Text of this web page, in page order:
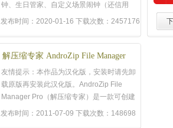
转账，信用卡还款、充值、缴水电煤气费；
4、还信用卡、付款、缴费、充话费、卡券信
精品服务；6、AA收款，让聚会吃饭更省
心；7、开放平台，支持精品应用一键安全登
录；……
钟、生日管家、自定义场景闹钟（还信用
卡、交房租、喝水、吃药、驾照年检）等实
足不同人群需求而创造的多种网络提醒服
务，帮助用户管理时间、管理未来。功能介
绍：√ 极简界面设计风格融合日历，让时间
管理更加简单易用，按天、按月、按长期检
视自我的生活节奏，一切变得井井有条；√
房租（隔月）、按时吃药（一天多次）、生
发布时间：2020-01-16 下载次数：2457176
解压缩专家 AndroZip File Manager
Pro【木蚂蚁汉化】
友情提示：本作品为汉化版，安装时请先卸
载原版再安装此汉化版。AndroZip File
Manager Pro（解压缩专家）是一款可创建
ZIP, RAR, 7Zip, BZip2压缩文件,可解压ZIP,
发布时间：2011-07-09 下载次数：148698